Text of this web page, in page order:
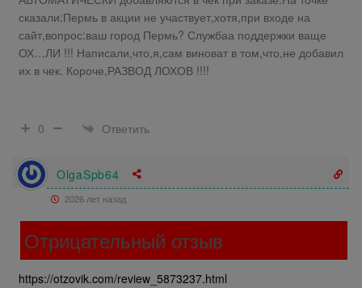
сказали:Пермь в акции не участвует,хотя,при входе на
сайт,вопрос:ваш город Пермь? Службаа поддержки ваще
ОХ…ЛИ !!! Написали,что,я,сам виноват в том,что,не добавил
их в чек. Короче,РАЗВОД ЛОХОВ !!!!
0 Ответить
OlgaSpb64
2026 лет назад
Отрицательный отзыв
https://otzovik.com/review_5873237.html